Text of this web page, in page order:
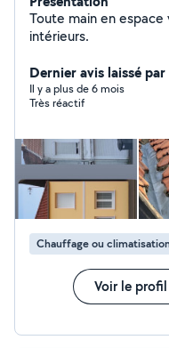
Toute main en
intérieurs.
Dernier avis laissé
Il y a plus de 6 mois
Très réactif
Chauffage ou
Voir le profil